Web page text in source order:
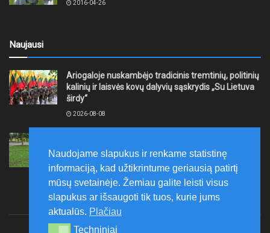
2016-04-26
Naujausi
Ariogaloje nuskambėjo tradicinis tremtinių, politinių
kalinių ir laisvės kovų dalyvių sąskrydis „Su Lietuva
širdy“
2026-08-08
laikytis Kelių eismo taisyklių, tausoti aplinką
2026-08-08
Naudojame slapukus ir renkame statistinę
informaciją, kad užtikrintume geriausią patirtį
mūsų svetainėje. Žemiau galite leisti visus
slapukus ar išsaugoti tik tuos, kurie jums
aktualūs. Plačiau
Techniniai
Techniniai